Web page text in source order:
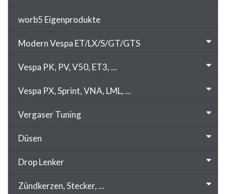
worb5 Eigenprodukte
Modern Vespa ET/LX/S/GT/GTS
Vespa PK, PV, V50, ET3, ...
Vespa PX, Sprint, VNA, LML, ...
Vergaser Tuning
Düsen
Drop Lenker
Zündkerzen, Stecker, ...